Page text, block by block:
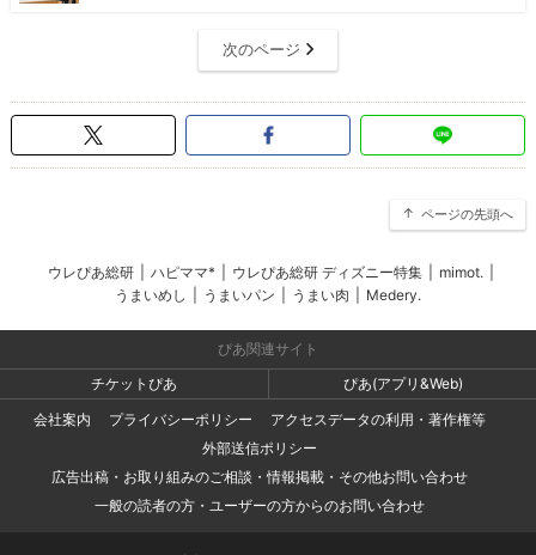
次のページ
ページの先頭へ
ウレぴあ総研 ハピママ* ウレぴあ総研 ディズニー特集 mimot.
うまいめし
うまいパン うまい肉 Medery.
ぴあ関連サイト
チケットぴあ
ぴあ(アプリ&Web)
会社案内
プライバシーポリシー
アクセスデータの利用・著作権等
外部送信ポリシー
広告出稿・お取り組みのご相談・情報掲載・その他お問い合わせ
一般の読者の方・ユーザーの方からのお問い合わせ